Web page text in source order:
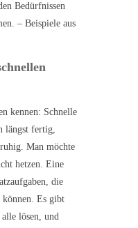
Bedürfnissen
– Beispiele aus
kennen: Schnelle
längst fertig,
Man möchte
hetzen. Eine
die
können. Es gibt
lösen, und